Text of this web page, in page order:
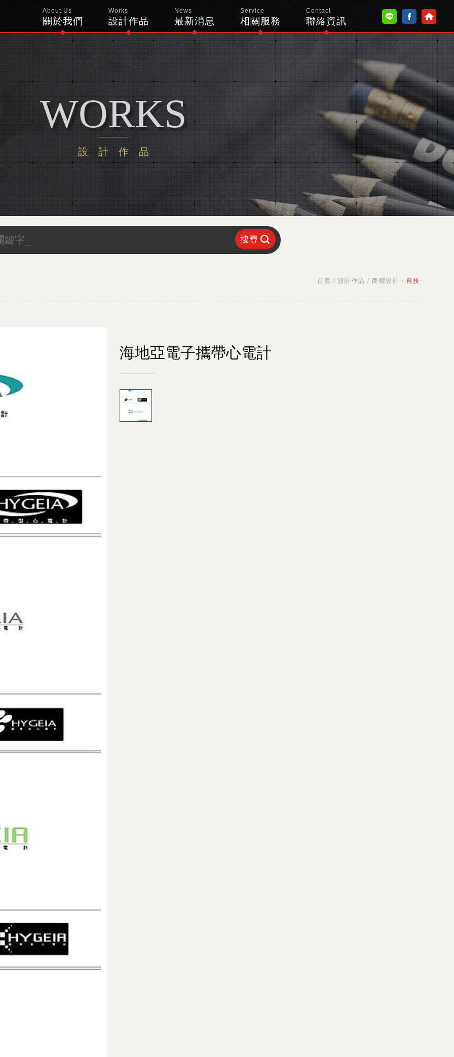
About Us
關於我們
Works
設計作品
News
最新消息
Service
相關服務
Contact
聯絡資訊
WORKS
設計作品
搜尋
首頁 / 設計作品 /商標設計 / 科技
海地亞電子攜帶心電計